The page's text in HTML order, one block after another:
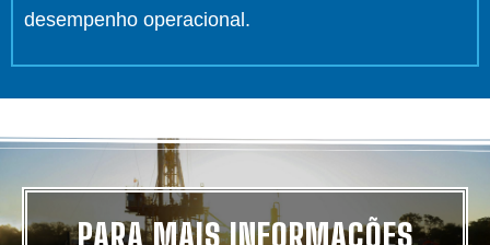
desempenho operacional.
PARA MAIS INFORMAÇÕES